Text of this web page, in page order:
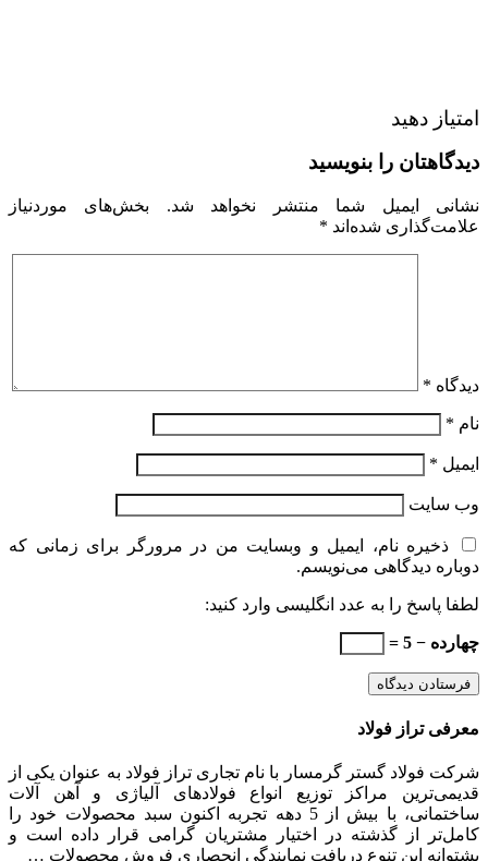
امتیاز دهید
دیدگاهتان را بنویسید
نشانی ایمیل شما منتشر نخواهد شد.
بخش‌های موردنیاز
علامت‌گذاری شده‌اند *
دیدگاه *
نام *
ایمیل *
وب‌ سایت
ذخیره نام، ایمیل و وبسایت من در مرورگر برای زمانی که
دوباره دیدگاهی می‌نویسم.
لطفا پاسخ را به عدد انگلیسی وارد کنید:
چهارده − 5 =
معرفی تراز فولاد
شرکت فولاد گستر گرمسار با نام تجاری تراز فولاد به عنوان یکی از
قدیمی‌ترین مراکز توزیع انواع فولادهای آلیاژی و آهن آلات
ساختمانی، با بیش از 5 دهه تجربه اکنون سبد محصولات خود را
کامل‌تر از گذشته در اختیار مشتریان گرامی قرار داده است و
پشتوانه این تنوع دریافت نمایندگی انحصاری فروش محصولات …